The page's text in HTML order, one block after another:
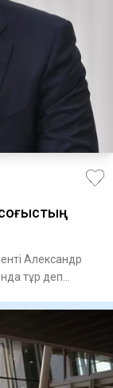
Александр
тұр деп